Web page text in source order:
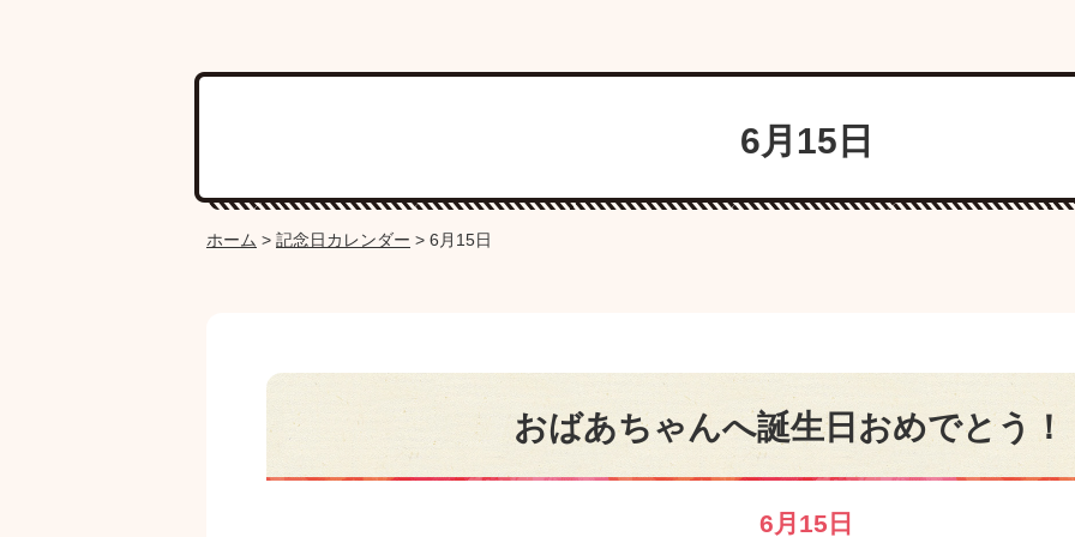
6月15日
ホーム > 記念日カレンダー > 6月15日
おばあちゃんへ誕生日おめでとう！
6月15日